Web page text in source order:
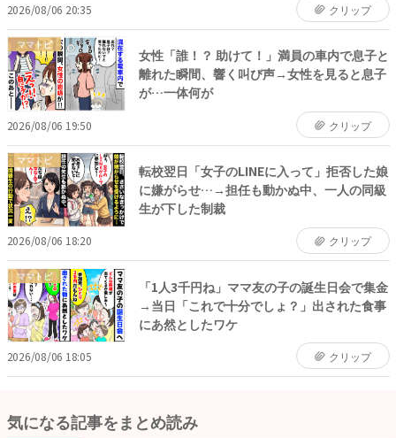
2026/08/06 20:35 クリップ
ママトピ
女性「誰！？ 助けて！」満員の車内で息子と
離れた瞬間、響く叫び声→女性を見ると息子
が…一体何が
2026/08/06 19:50 クリップ
ママトピ
転校翌日「女子のLINEに入って」拒否した娘
に嫌がらせ…→担任も動かぬ中、一人の同級
生が下した制裁
2026/08/06 18:20 クリップ
ママトピ
「1人3千円ね」ママ友の子の誕生日会で集金
→当日「これで十分でしょ？」出された食事
にあ然としたワケ
2026/08/06 18:05 クリップ
気になる記事をまとめ読み